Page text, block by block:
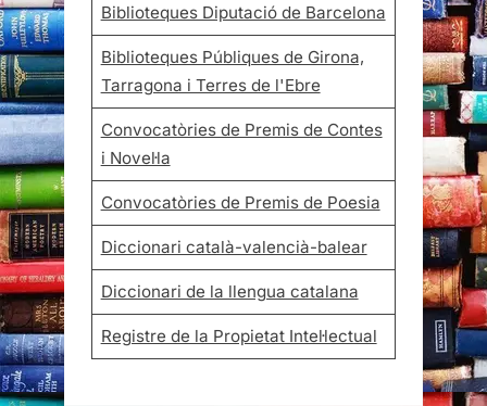
Biblioteques Diputació de Barcelona
Biblioteques Públiques de Girona,
Tarragona i Terres de l'Ebre
Convocatòries de Premis de Contes
i Novel·la
Convocatòries de Premis de Poesia
Diccionari català-valencià-balear
Diccionari de la llengua catalana
Registre de la Propietat Intel·lectual